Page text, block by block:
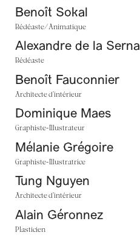
Benoît Sokal
Bédéaste/Animatique
Alexandre de la Serna
Bédéaste
Benoît Fauconnier
Architecte d’intérieur
Dominique Maes
Graphiste-Illustrateur
Mélanie Grégoire
Graphiste-Illustratrice
Tung Nguyen
Architecte d’intérieur
Alain Géronnez
Plasticien